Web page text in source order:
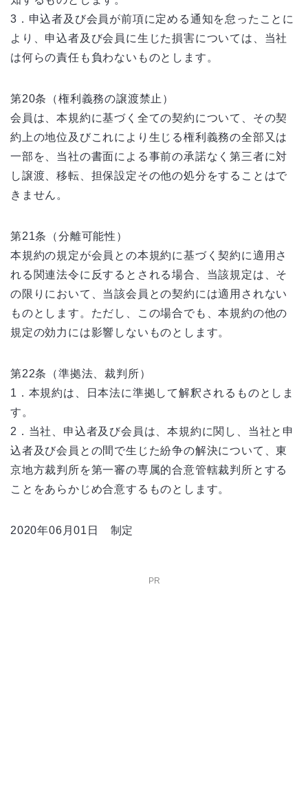
3．申込者及び会員が前項に定める通知を怠ったことに
より、申込者及び会員に生じた損害については、当社
は何らの責任も負わないものとします。
第20条（権利義務の譲渡禁止）
会員は、本規約に基づく全ての契約について、その契
約上の地位及びこれにより生じる権利義務の全部又は
一部を、当社の書面による事前の承諾なく第三者に対
し譲渡、移転、担保設定その他の処分をすることはで
きません。
第21条（分離可能性）
本規約の規定が会員との本規約に基づく契約に適用さ
れる関連法令に反するとされる場合、当該規定は、そ
の限りにおいて、当該会員との契約には適用されない
ものとします。ただし、この場合でも、本規約の他の
規定の効力には影響しないものとします。
第22条（準拠法、裁判所）
1．本規約は、日本法に準拠して解釈されるものとしま
す。
2．当社、申込者及び会員は、本規約に関し、当社と申
込者及び会員との間で生じた紛争の解決について、東
京地方裁判所を第一審の専属的合意管轄裁判所とする
ことをあらかじめ合意するものとします。
2020年06月01日 制定
PR